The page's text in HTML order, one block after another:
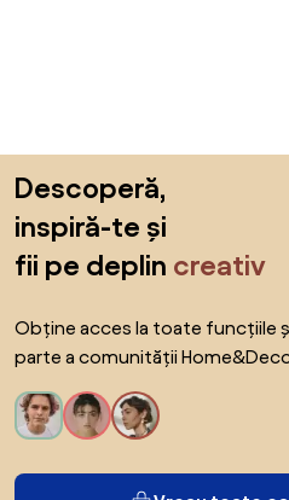
Descoperă,
inspiră-te și
fii pe deplin creativ
Obține acces la toate funcțiile
parte a comunității